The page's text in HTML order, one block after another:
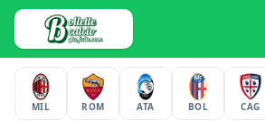
MIL ROM ATA BOL CAG